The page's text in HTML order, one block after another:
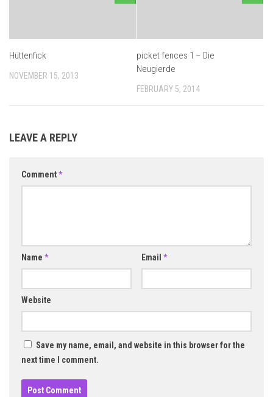
Hüttenfick
NOVEMBER 15, 2013
picket fences 1 – Die
Neugierde
FEBRUARY 5, 2014
LEAVE A REPLY
Comment*
Name * Email *
Website
Save my name, email, and website in this browser for the
next time I comment.